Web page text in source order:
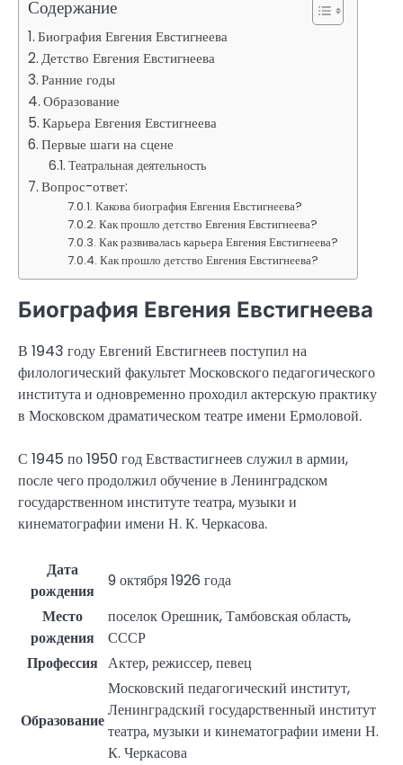
Содержание
Биография Евгения Евстигнеева
Детство Евгения Евстигнеева
Ранние годы
Образование
Карьера Евгения Евстигнеева
Первые шаги на сцене
Театральная деятельность
Вопрос-ответ:
Какова биография Евгения Евстигнеева?
Как прошло детство Евгения Евстигнеева?
Как развивалась карьера Евгения Евстигнеева?
Как прошло детство Евгения Евстигнеева?
Биография Евгения Евстигнеева
В 1943 году Евгений Евстигнеев поступил на
филологический факультет Московского педагогического
института и одновременно проходил актерскую практику
в Московском драматическом театре имени Ермоловой.
С 1945 по 1950 год Евствастигнеев служил в армии,
после чего продолжил обучение в Ленинградском
государственном институте театра, музыки и
кинематографии имени Н. К. Черкасова.
Дата
рождения
9 октября 1926 года
Место
рождения
поселок Орешник, Тамбовская область,
СССР
Профессия Актер, режиссер, певец
Образование
Московский педагогический институт,
Ленинградский государственный институт
театра, музыки и кинематографии имени Н.
К. Черкасова